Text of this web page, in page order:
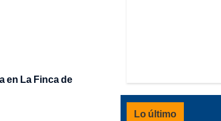
en La Finca de
Lo último